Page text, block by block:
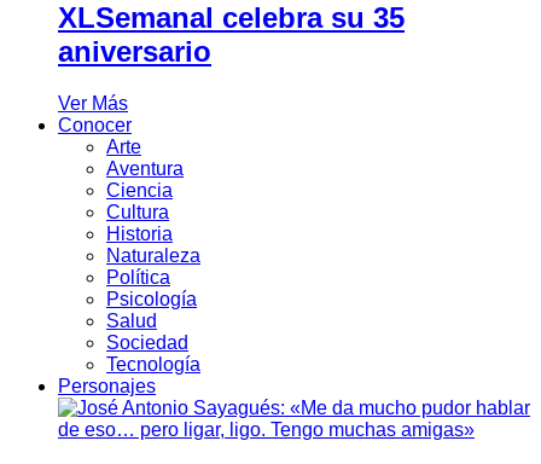
XLSemanal celebra su 35
aniversario
Ver Más
Conocer
Arte
Aventura
Ciencia
Cultura
Historia
Naturaleza
Política
Psicología
Salud
Sociedad
Tecnología
Personajes